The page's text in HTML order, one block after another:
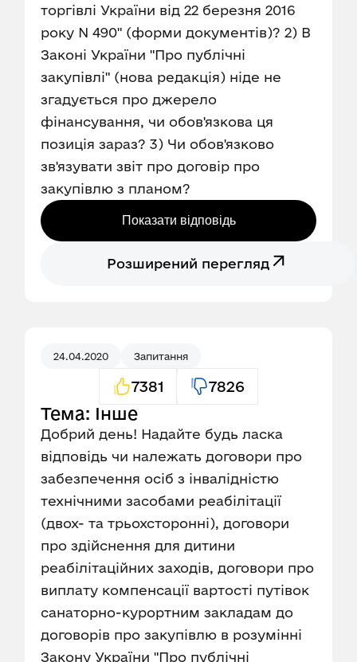
торгівлі України від 22 березня 2016
року N 490" (форми документів)? 2) В
Законі України "Про публічні
закупівлі" (нова редакція) ніде не
згадується про джерело
фінансування, чи обов'язкова ця
позиція зараз? 3) Чи обов'язково
зв'язувати звіт про договір про
закупівлю з планом?
Показати відповідь
Розширений перегляд
24.04.2020 Запитання
7381 7826
Тема: Інше
Добрий день! Надайте будь ласка
відповідь чи належать договори про
забезпечення осіб з інвалідністю
технічними засобами реабілітації
(двох- та трьохсторонні), договори
про здійснення для дитини
реабілітаційних заходів, договори про
виплату компенсації вартості путівок
санаторно-курортним закладам до
договорів про закупівлю в розумінні
Закону України "Про публічні